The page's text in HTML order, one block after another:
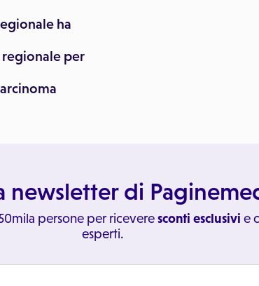
ha
regionale per
newsletter di
persone per riceveresconti esclusivi e
esperti.